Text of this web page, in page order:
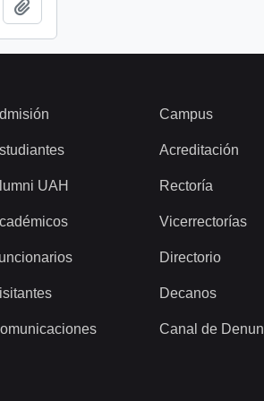
UAH
Campus
Acreditación
Rectoría
Vicerrectorías
Directorio
Decanos
Canal de